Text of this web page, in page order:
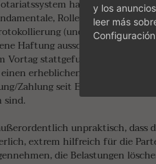
hat zwei,
Rolle spielen. Zum
(und damit auch im
Haftung ausschließt und
Vortag stattgefunden hat (der
erheblichen Kaufpreis
Zahlung seit Einsichtnahme
sind.
unpraktisch, dass
extrem hilfreich für die
die Belastungen
y los
leer más